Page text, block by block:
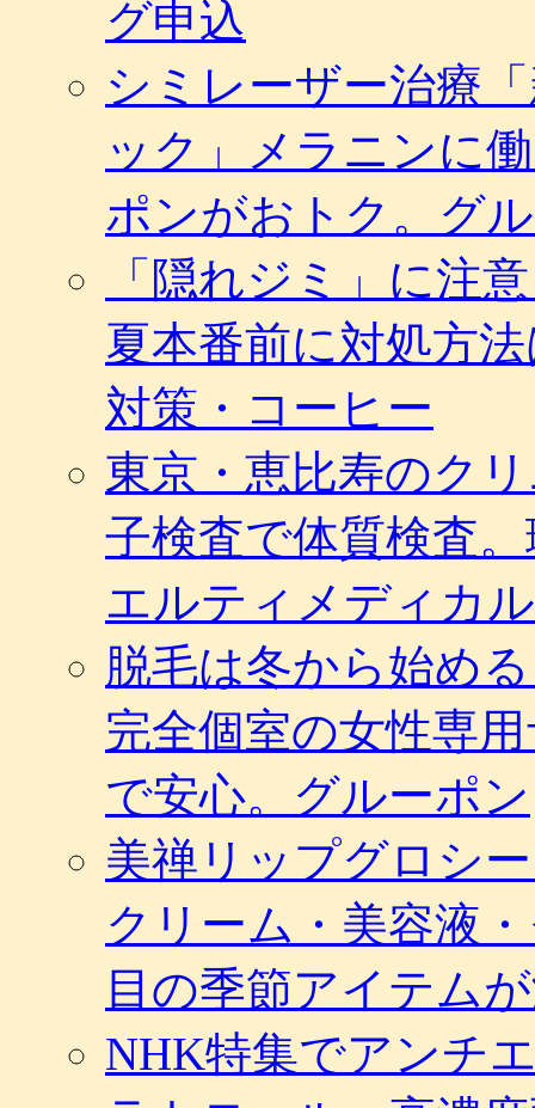
グ申込
シミレーザー治療
ック」メラニンに
ポンがおトク。グ
「隠れジミ」に注
夏本番前に対処方
対策・コーヒー
東京・恵比寿のク
子検査で体質検査
エルティメディカ
脱毛は冬から始め
完全個室の女性専
で安心。グルーポン
美禅リップグロシ
クリーム・美容液
目の季節アイテム
NHK特集でアンチ